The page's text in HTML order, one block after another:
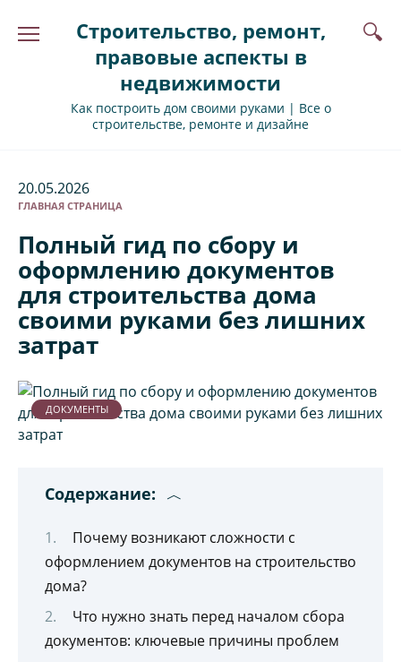
Строительство, ремонт,
правовые аспекты в
недвижимости
Как построить дом своими руками | Все о
строительстве, ремонте и дизайне
20.05.2026
ГЛАВНАЯ СТРАНИЦА
Полный гид по сбору и
оформлению документов
для строительства дома
своими руками без лишних
затрат
ДОКУМЕНТЫ
Содержание:
Почему возникают сложности с
оформлением документов на строительство
дома?
Что нужно знать перед началом сбора
документов: ключевые причины проблем